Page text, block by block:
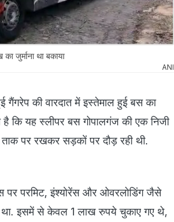
जुर्माना था बकाया
ANI
गैंगरेप की वारदात में इस्तेमाल हुई बस का
कि यह स्लीपर बस गोपालगंज की एक निजी
पर रखकर सड़कों पर दौड़ रही थी.
पर परमिट, इंश्योरेंस और ओवरलोडिंग जैसे
था. इसमें से केवल 1 लाख रुपये चुकाए गए थे,